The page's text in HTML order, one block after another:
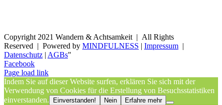
Copyright 2021 Wandern & Achtsamkeit | All Rights
Reserved | Powered by MINDFULNESS | Impressum |
Datenschutz | AGBs"
Facebook
Page load link
Indem Sie auf dieser Website surfen, erklären Sie sich mit der
Verwendung von Cookies für die Erstellung von Besuchsstatistiken
einverstanden.
Einverstanden! Nein Erfahre mehr